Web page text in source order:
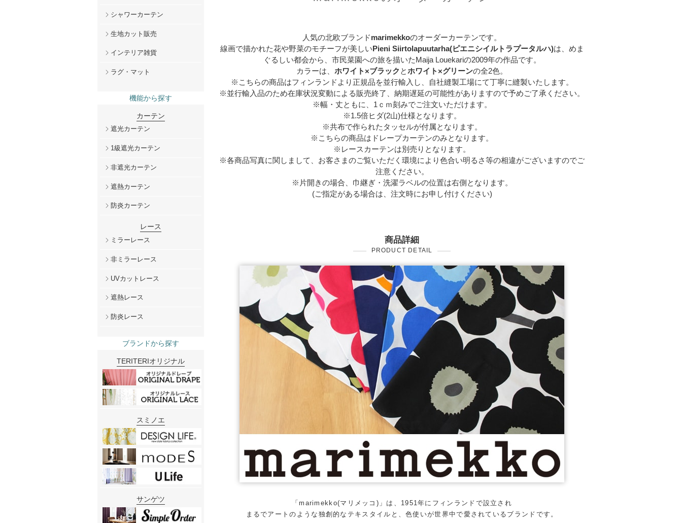
人気の北欧ブランドmarimekkoのオーダーカーテンです。
線画で描かれた花や野菜のモチーフが美しいPieni Siirtolapuutarha(ピエニシイルトラプータルハ)は、めま
ぐるしい都会から、市民菜園への旅を描いたMaija Louekariの2009年の作品です。
カラーは、 ホワイト×ブラック とホワイト×グリーンの全2色。
※こちらの商品はフィンランドより正規品を並行輸入し、自社縫製工場にて丁寧に縫製いたします。
※並行輸入品のため在庫状況変動による販売終了、納期遅延の可能性がありますので予めご了承ください。
※幅・丈ともに、1ｃｍ刻みでご注文いただけます。
※1.5倍ヒダ(2山)仕様となります。
※共布で作られたタッセルが付属となります。
※こちらの商品はドレープカーテンのみとなります。
※レースカーテンは別売りとなります。
※各商品写真に関しまして、お客さまのご覧いただく環境により色合い明るさ等の相違がございますのでご
注意ください。
※片開きの場合、巾継ぎ・洗濯ラベルの位置は右側となります。
(ご指定がある場合は、注文時にお申し付けください)
商品詳細
PRODUCT DETAIL
「marimekko(マリメッコ)」は、1951年にフィンランドで設立され
まるでアートのような独創的なテキスタイルと、色使いが世界中で愛されているブランドです。
シャワーカーテン
生地カット販売
インテリア雑貨
ラグ・マット
機能から探す
カーテン
遮光カーテン
1級遮光カーテン
非遮光カーテン
遮熱カーテン
防炎カーテン
レース
ミラーレース
非ミラーレース
UVカットレース
遮熱レース
防炎レース
ブランドから探す
TERITERIオリジナル
スミノエ
サンゲツ